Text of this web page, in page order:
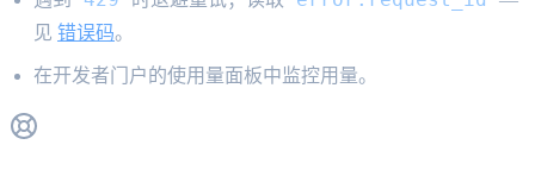
见 错误码。
在开发者门户的使用量面板中监控用量。